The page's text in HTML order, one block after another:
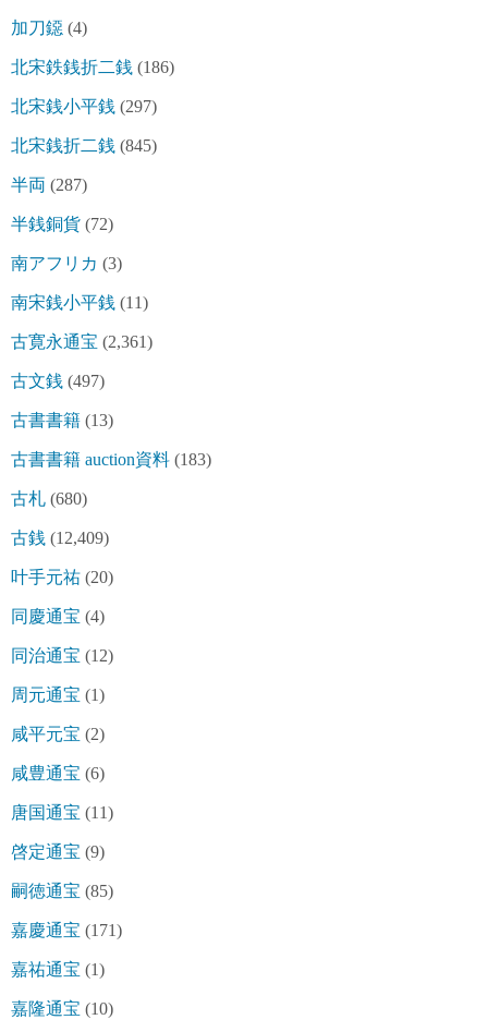
加刀鐚 (4)
北宋鉄銭折二銭 (186)
北宋銭小平銭 (297)
北宋銭折二銭 (845)
半両 (287)
半銭銅貨 (72)
南アフリカ (3)
南宋銭小平銭 (11)
古寛永通宝 (2,361)
古文銭 (497)
古書書籍 (13)
古書書籍 auction資料 (183)
古札 (680)
古銭 (12,409)
叶手元祐 (20)
同慶通宝 (4)
同治通宝 (12)
周元通宝 (1)
咸平元宝 (2)
咸豊通宝 (6)
唐国通宝 (11)
啓定通宝 (9)
嗣徳通宝 (85)
嘉慶通宝 (171)
嘉祐通宝 (1)
嘉隆通宝 (10)